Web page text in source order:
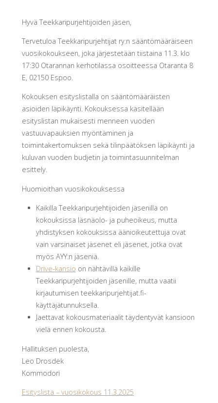
Hyvä Teekkaripurjehtijoiden jäsen,
Tervetuloa Teekkaripurjehtijat ry:n sääntömääräiseen
vuosikokoukseen, joka järjestetään tiistaina 11.3. klo
17:30Otarannan kerhotilassa osoitteessa Otaranta 8
E, 02150 Espoo.
Kokouksen esityslistalla on sääntömääräisten
asioiden läpikäynti. Kokouksessa käsitellään
esityslistan mukaisesti menneen vuoden
vastuuvapauksien myöntäminen ja
toimintakertomuksen sekä tilinpäätöksen läpikäynti ja
kuluvan vuoden budjetin ja toimintasuunnitelman
esittely.
Huomioithan vuosikokouksessa
Kaikilla Teekkaripurjehtijoiden jäsenillä on
kokouksissa läsnäolo- ja puheoikeus, mutta
yhdistyksen kokouksissa äänioikeutettuja ovat
vain varsinaiset jäsenet eli jäsenet, jotka ovat
myös AYY:n jäseniä.
Drive-kansio on nähtävillä kaikille
Teekkaripurjehtijoiden jäsenille, mutta vaatii
kirjautumisen teekkaripurjehtijat.fi-
käyttäjätunnuksella.
Jaettavat kokousmateriaalit täydentyvät kansioon
vielä ennen kokousta.
Hallituksen puolesta,
Leo Drosdek
Kommodori
Esityslista – vuosikokous 11.3.2025